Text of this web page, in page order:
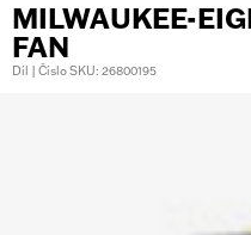
MILWAUKEE-
FAN
Díl | Číslo SKU: 26800195